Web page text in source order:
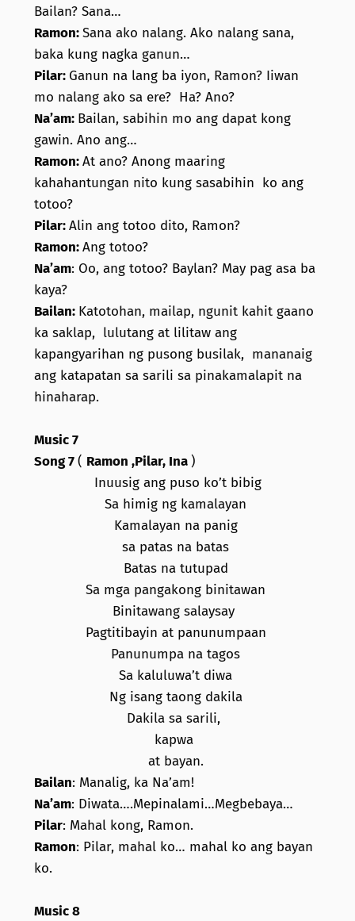
Bailan? Sana…
Ramon:Sana ako nalang. Ako nalang sana,
baka kung nagka ganun…
Pilar: Ganun na lang ba iyon, Ramon? Iiwan
mo nalang ako sa ere? Ha? Ano?
Na’am: Bailan, sabihin mo ang dapat kong
gawin. Ano ang…
Ramon:At ano? Anong maaring
kahahantungan nito kung sasabihin ko ang
totoo?
Pilar:Alin ang totoo dito, Ramon?
Ramon:Ang totoo?
Na’am: Oo, ang totoo? Baylan? May pag asa ba
kaya?
Bailan: Katotohan, mailap, ngunit kahit gaano
ka saklap, lulutang at lilitaw ang
kapangyarihan ng pusong busilak, mananaig
ang katapatan sa sarili sa pinakamalapit na
hinaharap.
Music 7
Song 7( Ramon ,Pilar, Ina )
Inuusig ang puso ko’t bibig
Sa himig ng kamalayan
Kamalayan na panig
sa patas na batas
Batas na tutupad
Sa mga pangakong binitawan
Binitawang salaysay
Pagtitibayin at panunumpaan
Panunumpa na tagos
Sa kaluluwa’t diwa
Ng isang taong dakila
Dakila sa sarili,
kapwa
at bayan.
Bailan: Manalig, ka Na’am!
Na’am: Diwata….Mepinalami…Megbebaya…
Pilar: Mahal kong, Ramon.
Ramon: Pilar, mahal ko… mahal ko ang bayan
ko.
Music 8